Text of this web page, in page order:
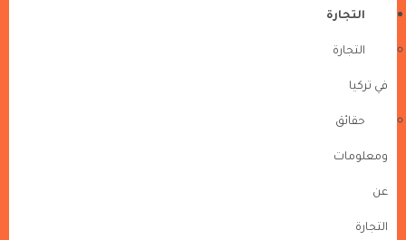
التجارة
التجارة
في تركيا
حقائق
ومعلومات
عن
التجارة